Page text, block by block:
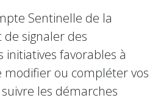
Sentinelle de la
signaler des
initiatives favorables à
ou compléter vos
les démarches